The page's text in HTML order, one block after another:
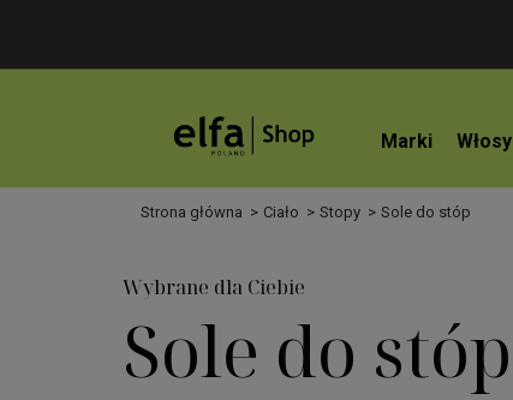
Marki Włosy
Strona główna Ciało Stopy Sole do stóp
Wybrane dla Ciebie
Sole do stóp